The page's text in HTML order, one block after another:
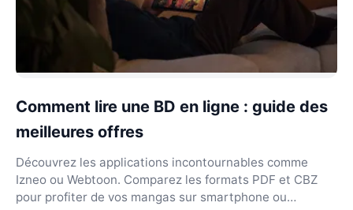
Comment lire une BD en ligne : guide des
meilleures offres
Découvrez les applications incontournables comme
Izneo ou Webtoon. Comparez les formats PDF et CBZ
pour profiter de vos mangas sur smartphone ou